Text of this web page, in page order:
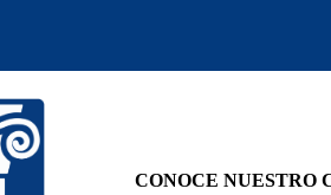
CONOCE NUESTRO